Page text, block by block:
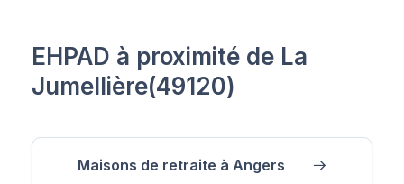
EHPAD à proximité de La
Jumellière(49120)
Maisons de retraite à Angers